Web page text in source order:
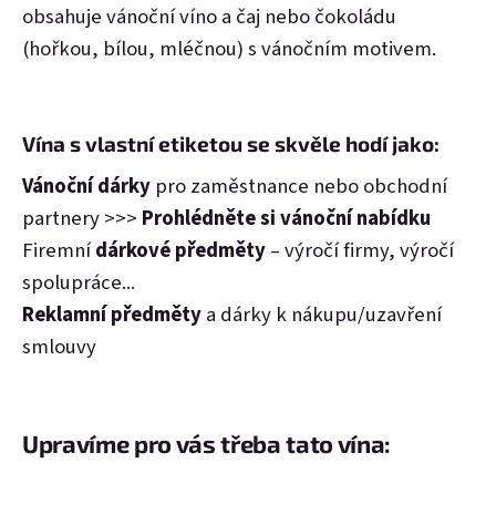
obsahuje vánoční víno a čaj nebo čokoládu
(hořkou, bílou, mléčnou) s vánočním motivem.
Vína s vlastní etiketou se skvěle hodí jako:
Vánoční dárky pro zaměstnance neboobchodní
partnery >>> Prohlédněte si vánoční nabídku
Firemnídárkové předměty– výročí firmy, výročí
spolupráce...
Reklamní předmětya dárky k nákupu/uzavření
smlouvy
Upravíme pro vás třeba tato vína: